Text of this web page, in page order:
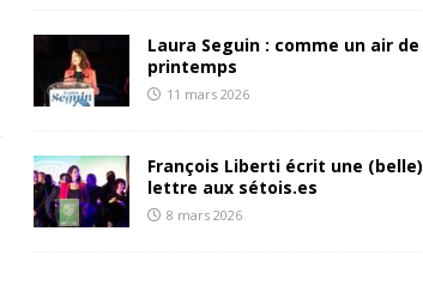
Laura Seguin : comme un air de
printemps
11 mars 2026
François Liberti écrit une (belle)
lettre aux sétois.es
8 mars 2026